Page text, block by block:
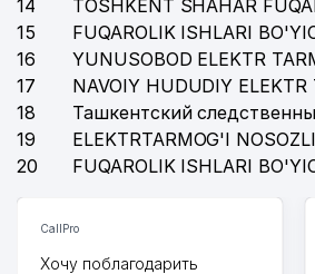
14
TOSHKENT SHAHAR
15
FUQAROLIK ISHLARI
16
YUNUSOBOD ELEKTR
17
NAVOIY HUDUDIY ELEKTR
18
Ташкентский
19
ELEKTRTARMOG'I
20
FUQAROLIK ISHLARI
CallPro
Хочу поблагодарить